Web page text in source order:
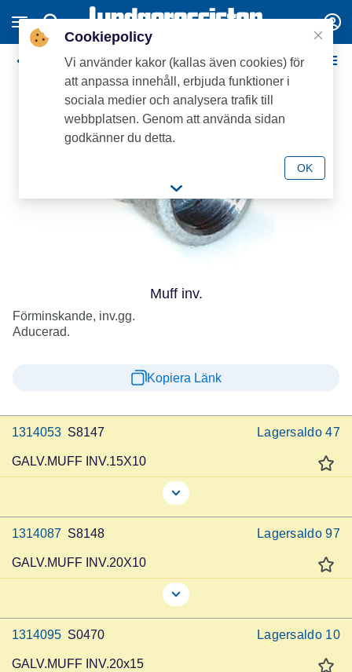
Aducerade
Muff inv.
Förminskande, inv.gg.
Aducerad.
Kopiera Länk
1314053 S8147 Lagersaldo 47
GALV.MUFF INV.15X10
1314087 S8148 Lagersaldo 97
GALV.MUFF INV.20X10
1314095 S0470 Lagersaldo 10
GALV.MUFF INV.20x15
Cookiepolicy
Vi använder kakor (kallas även cookies) för
att anpassa innehåll, erbjuda funktioner i
sociala medier och analysera trafik till
webbplatsen. Genom att använda sidan
godkänner du detta.
OK